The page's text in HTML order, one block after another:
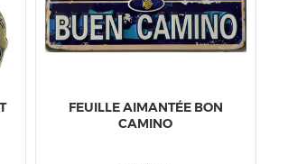
FEUILLE AIMANTÉE BON
CAMINO